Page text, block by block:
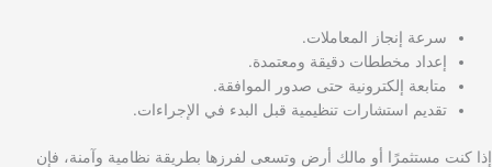
سرعة إنجاز المعاملات.
إعداد مخططات دقيقة ومعتمدة.
متابعة إلكترونية حتى صدور الموافقة.
تقديم استشارات تنظيمية قبل البدء في الإجراءات.
إذا كنت مستثمرًا أو مالك أرض وتسعى لفرزها بطريقة نظامية وآمنة، فإن